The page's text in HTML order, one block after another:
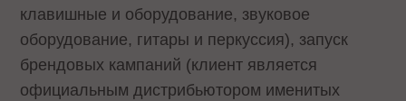
клавишные и оборудование, звуковое
оборудование, гитары и перкуссия), запуск
брендовых кампаний (клиент является
официальным дистрибьютором именитых